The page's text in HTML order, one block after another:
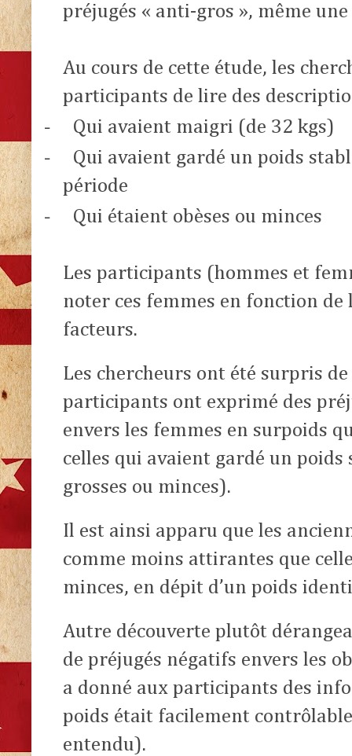
préjugés « anti-gros », même
Au cours de cette étude, les
participants de lire des
- Qui avaient maigri (de 32 kgs)
-
Qui avaient gardé un poids
période
- Qui étaient obèses ou minces
Les participants (hommes et
noter ces femmes en fonction de
facteurs.
Les chercheurs ont été surpris
participants ont exprimé des
envers les femmes en surpoids
celles qui avaient gardé un poids
grosses ou minces).
Il est ainsi apparu que les
comme moins attirantes que
minces, en dépit d’un poids
Autre découverte plutôt
de préjugés négatifs envers les
a donné aux participants des
poids était facilement
entendu).